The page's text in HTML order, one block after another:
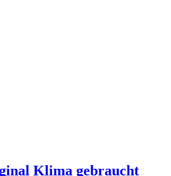
Klima gebraucht